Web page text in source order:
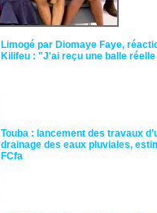
Limogé par Diomaye Faye,
Kilifeu : "J'ai reçu une balle réelle
Touba : lancement des travaux
drainage des eaux pluviales,
FCfa ‎